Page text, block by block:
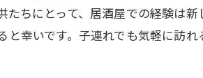
ちにとって、居酒屋での経験は
幸いです。子連れでも気軽に訪